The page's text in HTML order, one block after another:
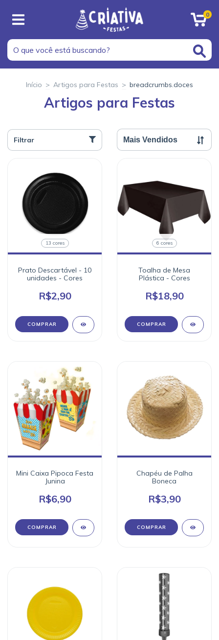
0
Início > Artigos para Festas > breadcrumbs.doces
Artigos para Festas
Filtrar
13 cores
Prato Descartável - 10
unidades - Cores
R$2,90
COMPRAR
6 cores
Toalha de Mesa
Plástica - Cores
R$18,90
COMPRAR
Mini Caixa Pipoca Festa
Junina
R$6,90
Chapéu de Palha
Boneca
R$3,90